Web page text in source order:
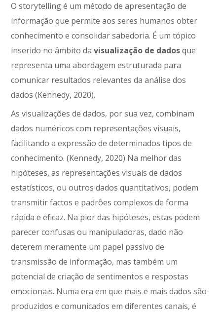
O storytelling é um método de apresentação de
informação que permite aos seres humanos obter
conhecimento e consolidar sabedoria. É um tópico
inserido no âmbito davisualização de dadosque
representa uma abordagem estruturada para
comunicar resultados relevantes da análise dos
dados (Kennedy, 2020).
As visualizações de dados, por sua vez, combinam
dados numéricos com representações visuais,
facilitando a expressão de determinados tipos de
conhecimento. (Kennedy, 2020) Na melhor das
hipóteses, as representações visuais de dados
estatísticos, ou outros dados quantitativos, podem
transmitir factos e padrões complexos de forma
rápida e eficaz. Na pior das hipóteses, estas podem
parecer confusas ou manipuladoras, dado não
deterem meramente um papel passivo de
transmissão de informação, mas também um
potencial de criação de sentimentos e respostas
emocionais. Numa era em que mais e mais dados são
produzidos e comunicados em diferentes canais, é